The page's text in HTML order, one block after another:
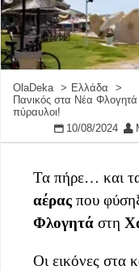
OlaDeka
Ελλάδα
Πανικός στα Νέα
πύραυλοι!
10/08/2024
Τα πήρε… και
αέρας που
Φλογητά στη
Οι εικόνες στα